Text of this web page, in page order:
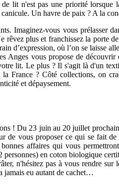
lit n'est pas une priorité lorsque
canicule. Un havre de paix ? A la
Imaginez-vous vous prélasser
rêvez plus et franchissez la porte
d’expression, où l’on se laisse
Anges vous propose de
lit. Le plus ? Il s'agit là d'un
France ? Côté collections, on
et dépaysement.
! Du 23 juin au 20 juillet
de vous proposer ce qui se fait
affaires qui vous
personnes) en coton biologique
n'hésitez pas à vous rendre
jamais eu autant de cachet…